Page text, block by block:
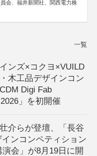
会、福井新聞社、関西電力株
一覧
ンズ×コクヨ×VUILD
木工品デザインコン
Digi Fab
」を初開催
介らが登壇、「長谷
ンコンペティション
会」が8月19日に開